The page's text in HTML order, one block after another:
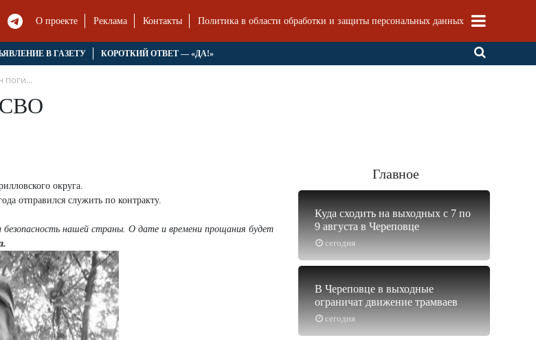
О проекте Реклама Контакты Политика в области обработки и защиты персональных данных
В ГАЗЕТУ КОРОТКИЙ ОТВЕТ — «ДА!»
поги...
СВО
округа.
отправился служить по контракту.
безопасность нашей страны. О дате и времени прощания будет
Главное
сегодня
Куда сходить на выходных с 7 по
9 августа в Череповце
сегодня
В Череповце в выходные
ограничат движение трамваев